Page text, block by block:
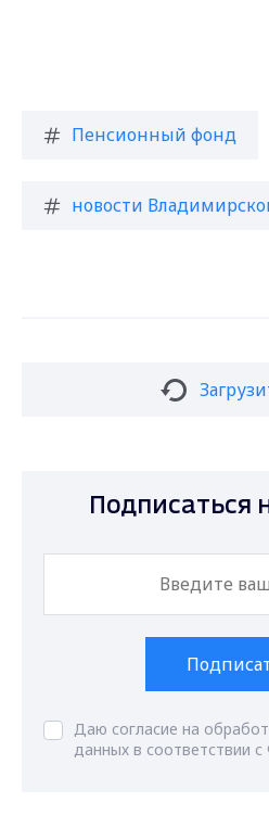
Пенсионный фонд
новости
Подписаться
Даю согласие на
данных в соответствии